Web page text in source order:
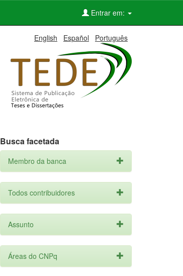
Entrar em:
English Español Português
Busca facetada
Membro da banca
Todos contribuidores
Assunto
Áreas do CNPq